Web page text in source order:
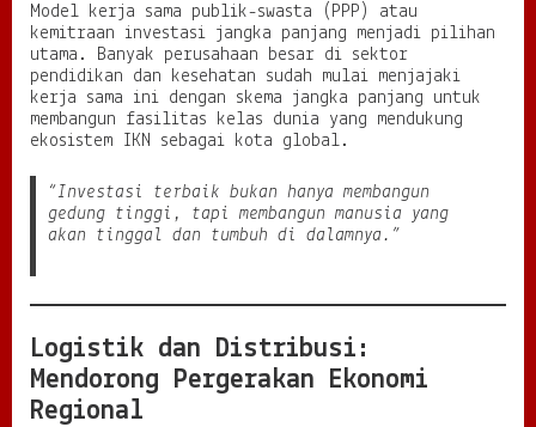
Model kerja sama publik-swasta (PPP) atau
kemitraan investasi jangka panjang menjadi pilihan
utama. Banyak perusahaan besar di sektor
pendidikan dan kesehatan sudah mulai menjajaki
kerja sama ini dengan skema jangka panjang untuk
membangun fasilitas kelas dunia yang mendukung
ekosistem IKN sebagai kota global.
“Investasi terbaik bukan hanya membangun
gedung tinggi, tapi membangun manusia yang
akan tinggal dan tumbuh di dalamnya.”
Logistik dan Distribusi:
Mendorong Pergerakan Ekonomi
Regional